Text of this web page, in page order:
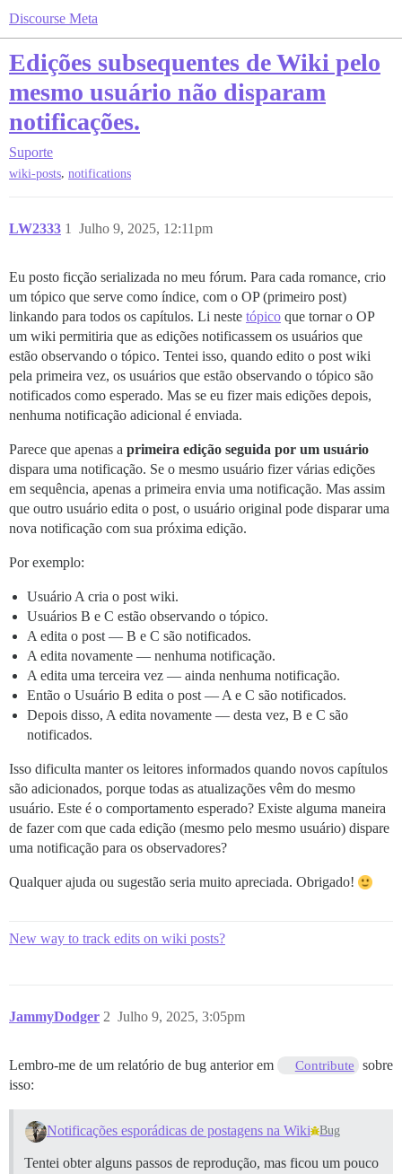
Discourse Meta
Edições subsequentes de Wiki pelo
mesmo usuário não disparam
notificações.
Suporte
wiki-posts, notifications
LW2333 Julho 9, 2025, 12:11pm
1
Eu posto ficção serializada no meu fórum. Para cada romance, crio
um tópico que serve como índice, com o OP (primeiro post)
linkando para todos os capítulos. Li neste tópico que tornar o OP
um wiki permitiria que as edições notificassem os usuários que
estão observando o tópico. Tentei isso, quando edito o post wiki
pela primeira vez, os usuários que estão observando o tópico são
notificados como esperado. Mas se eu fizer mais edições depois,
nenhuma notificação adicional é enviada.
Parece que apenas a primeira edição seguida por um usuário
dispara uma notificação. Se o mesmo usuário fizer várias edições
em sequência, apenas a primeira envia uma notificação. Mas assim
que outro usuário edita o post, o usuário original pode disparar uma
nova notificação com sua próxima edição.
Por exemplo:
Usuário A cria o post wiki.
Usuários B e C estão observando o tópico.
A edita o post — B e C são notificados.
A edita novamente — nenhuma notificação.
A edita uma terceira vez — ainda nenhuma notificação.
Então o Usuário B edita o post — A e C são notificados.
Depois disso, A edita novamente — desta vez, B e C são
notificados.
Isso dificulta manter os leitores informados quando novos capítulos
são adicionados, porque todas as atualizações vêm do mesmo
usuário. Este é o comportamento esperado? Existe alguma maneira
de fazer com que cada edição (mesmo pelo mesmo usuário) dispare
uma notificação para os observadores?
Qualquer ajuda ou sugestão seria muito apreciada. Obrigado!
New way to track edits on wiki posts?
JammyDodger Julho 9, 2025, 3:05pm
2
Lembro-me de um relatório de bug anterior em Contribute
sobre
isso:
Notificações esporádicas de postagens na Wiki Bug
Tentei obter alguns passos de reprodução, mas ficou um pouco